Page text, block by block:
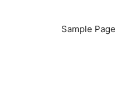
Sample Page